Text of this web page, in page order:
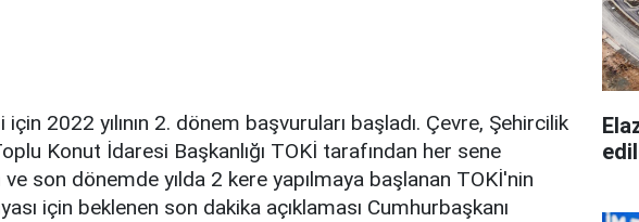
2022 yılının 2. dönem başvuruları başladı. Çevre, Şehircilik
Konut İdaresi Başkanlığı TOKİ tarafından her sene
son dönemde yılda 2 kere yapılmaya başlanan TOKİ'nin
için beklenen son dakika açıklaması Cumhurbaşkanı